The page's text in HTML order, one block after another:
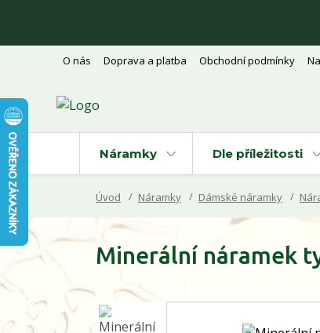
O nás Doprava a platba Obchodní podmínky
Náramky Dle příležitosti
Úvod Náramky Dámské náramky
Minerální náramek